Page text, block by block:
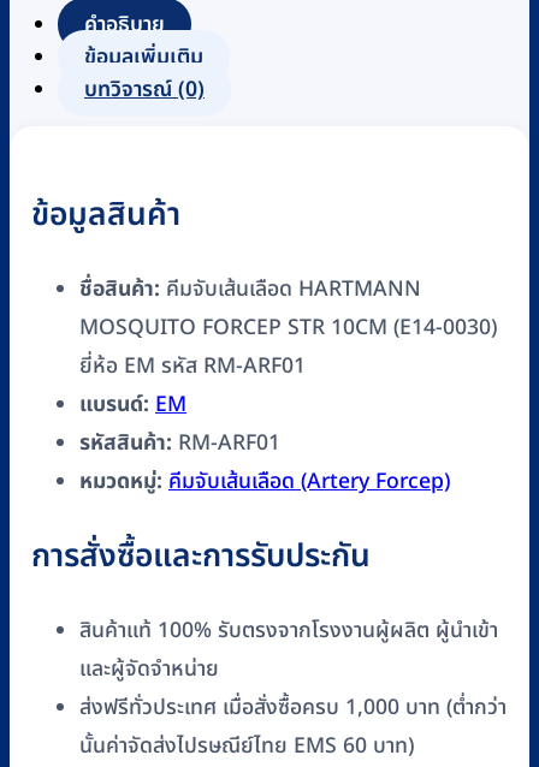
MOSQUITO
FORCEP
STR
ยี่ห้อ
EM
รหัส
ARF01
คำอธิบาย
ข้อมูลเพิ่มเติม
บทวิจารณ์ (0)
ข้อมูลสินค้า
ชื่อสินค้า: คีมจับเส้นเลือด HARTMANN
MOSQUITO FORCEP STR 10CM (E14-0030)
ยี่ห้อ EM รหัส RM-ARF01
แบรนด์: EM
รหัสสินค้า: RM-ARF01
หมวดหมู่: คีมจับเส้นเลือด (Artery Forcep)
การสั่งซื้อและการรับประกัน
สินค้าแท้ 100% รับตรงจากโรงงานผู้ผลิต ผู้นำเข้า
และผู้จัดจำหน่าย
ส่งฟรีทั่วประเทศ เมื่อสั่งซื้อครบ 1,000 บาท (ต่ำกว่า
นั้นค่าจัดส่งไปรษณีย์ไทย EMS 60 บาท)